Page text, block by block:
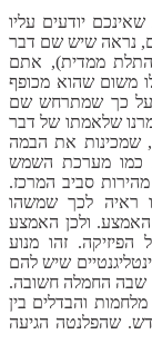
יודעים עליו
נראה שיש שם דבר
התלת ממדית), אתם
משום שהוא מכופף
על כך שמתרחש שם
שלכם. לפני 23 שנים אמרנו שלאמתו של דבר
שמכינות את הבמה
כמו מערכת השמש
סביב המרכז.
ראיה לכך שמשהו
ולכן האמצע
זהו מנוע
שיש להם
שבה החמלה חשובה.
והבדלים בין
שהפלנטה הגיעה